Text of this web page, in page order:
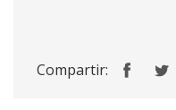
Compartir: